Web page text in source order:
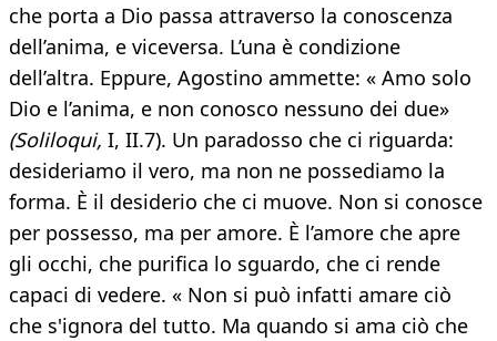
che porta a Dio passa attraverso la conoscenza
dell’anima, e viceversa. L’una è condizione
dell’altra. Eppure, Agostino ammette: « Amo solo
Dio e l’anima, e non conosco nessuno dei due»
(Soliloqui, I, II.7). Un paradosso che ci riguarda:
desideriamo il vero, ma non ne possediamo la
forma. È il desiderio che ci muove. Non si conosce
per possesso, ma per amore. È l’amore che apre
gli occhi, che purifica lo sguardo, che ci rende
capaci di vedere. « Non si può infatti amare ciò
che s'ignora del tutto. Ma quando si ama ciò che